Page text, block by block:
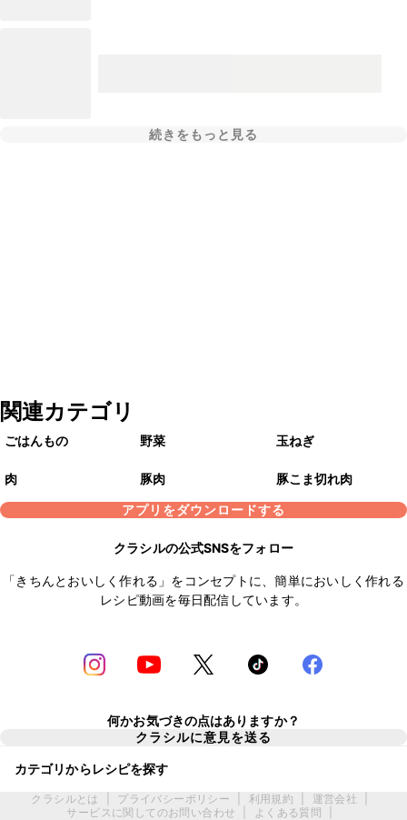
続きをもっと見る
関連カテゴリ
ごはんもの 野菜 玉ねぎ
肉 豚肉
豚こま切れ肉
アプリをダウンロードする
クラシルの公式SNSをフォロー
「きちんとおいしく作れる」をコンセプトに、簡単においしく作れる
レシピ動画を毎日配信しています。
何かお気づきの点はありますか？
クラシルに意見を送る
カテゴリからレシピを探す
クラシルとは プライバシーポリシー 利用規約 運営会社
サービスに関してのお問い合わせ
よくある質問